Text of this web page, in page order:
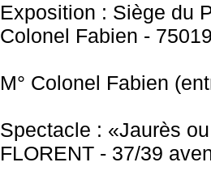
Exposition : Siège du
Colonel Fabien -
M° Colonel Fabien
Spectacle : «Jaurès
FLORENT - 37/39